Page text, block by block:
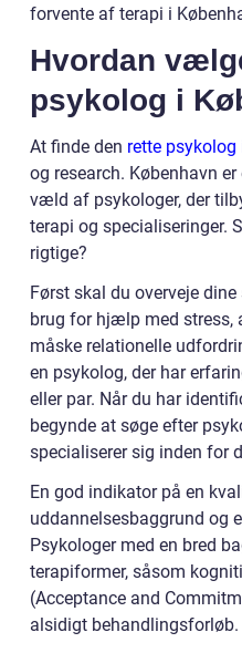
forvente af terapi i
Hvordan
psykolog i
At finde den rette
og research. København
væld af psykologer, der
terapi og specialiseringer.
rigtige?
Først skal du overveje
brug for hjælp med stress,
måske relationelle
en psykolog, der har
eller par. Når du har
begynde at søge efter
specialiserer sig inden for
En god indikator på en
uddannelsesbaggrund og
Psykologer med en bred
terapiformer, såsom
(Acceptance and
alsidigt behandlingsforløb.